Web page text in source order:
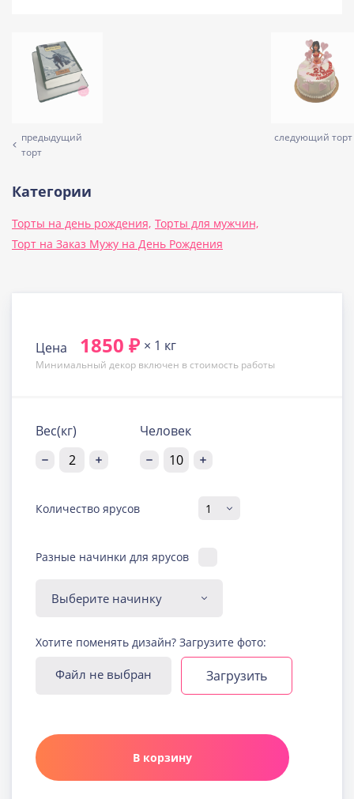
предыдущий
торт
следующий торт
Категории
Торты на день рождения, Торты для мужчин,
Торт на Заказ Мужу на День Рождения
Цена 1850 ₽ × 1 кг
Минимальный декор включен в стоимость работы
Вес(кг) Человек
Количество ярусов
Разные начинки для ярусов
Диабетическая-
безглютеновая начинка
Узнать подробнее о начинке
Йогуртовая с ягодами
Узнать подробнее о начинке
Карамельная
Хотите поменять дизайн? Загрузите фото:
Файл не выбран Загрузить
В корзину